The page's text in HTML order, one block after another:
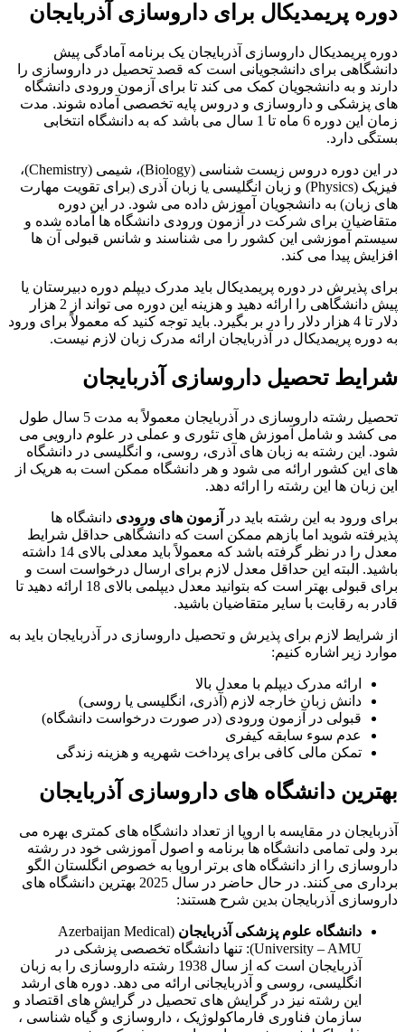
دوره پریمدیکال برای داروسازی آذربایجان
دوره پریمدیکال داروسازی آذربایجان یک برنامه آمادگی پیش‌
دانشگاهی برای دانشجویانی است که قصد تحصیل در داروسازی را
دارند و به دانشجویان کمک می‌ کند تا برای آزمون ورودی دانشگاه‌
های پزشکی و داروسازی و دروس پایه تخصصی آماده شوند. مدت
زمان این دوره 6 ماه تا 1 سال می باشد که به دانشگاه انتخابی
بستگی دارد.
در این دوره دروس زیست ‌شناسی (Biology)، شیمی (Chemistry)،
فیزیک (Physics) و زبان انگلیسی یا زبان آذری (برای تقویت مهارت‌
های زبان) به دانشجویان آموزش داده می شود. در این دوره
متقاضیان برای شرکت در آزمون ورودی دانشگاه ‌ها آماده شده و
سیستم آموزشی این کشور را می شناسند و شانس قبولی آن ها
افزایش پیدا می کند.
برای پذیرش در دوره پریمدیکال باید مدرک دیپلم دوره دبیرستان یا
پیش دانشگاهی را ارائه دهید و هزینه این دوره می تواند از 2 هزار
دلار تا 4 هزار دلار را در بر بگیرد. باید توجه کنید که معمولاً برای ورود
به دوره پریمدیکال در آذربایجان ارائه مدرک زبان لازم نیست.
شرایط تحصیل داروسازی آذربایجان
تحصیل رشته داروسازی در آذربایجان معمولاً به مدت 5 سال طول
می‌ کشد و شامل آموزش ‌های تئوری و عملی در علوم دارویی می‌
شود. این رشته به زبان های آذری، روسی، و انگلیسی در دانشگاه
های این کشور ارائه می شود و هر دانشگاه ممکن است به هریک از
این زبان ها این رشته را ارائه دهد.
برای ورود به این رشته باید در آزمون های ورودی دانشگاه ها
پذیرفته شوید اما بازهم ممکن است که دانشگاهی حداقل شرایط
معدل را در نظر گرفته باشد که معمولاً باید معدلی بالای 14 داشته
باشید. البته این حداقل معدل لازم برای ارسال درخواست است و
برای قبولی بهتر است که بتوانید معدل دیپلمی بالای 18 ارائه دهید تا
قادر به رقابت با سایر متقاضیان باشید.
از شرایط لازم برای پذیرش و تحصیل داروسازی در آذربایجان باید به
موارد زیر اشاره کنیم:
ارائه مدرک دیپلم با معدل بالا
دانش زبان خارجه لازم (آذری، انگلیسی یا روسی)
قبولی در آزمون ورودی (در صورت درخواست دانشگاه)
عدم سوء سابقه کیفری
تمکن مالی کافی برای پرداخت شهریه و هزینه زندگی
بهترین دانشگاه های داروسازی آذربایجان
آذربایجان در مقایسه با اروپا از تعداد دانشگاه های کمتری بهره می
برد ولی تمامی دانشگاه ها برنامه و اصول آموزشی خود در رشته
داروسازی را از دانشگاه های برتر اروپا به خصوص انگلستان الگو
برداری می کنند. در حال حاضر در سال 2025 بهترین دانشگاه های
داروسازی آذربایجان بدین شرح هستند:
دانشگاه علوم پزشکی آذربایجان
(Azerbaijan Medical
University – AMU): تنها دانشگاه تخصصی پزشکی در
آذربایجان است که از سال 1938 رشته داروسازی را به زبان
انگلیسی، روسی و آذربایجانی ارائه می دهد. دوره های ارشد
این رشته نیز در گرایش های تحصیل در گرایش های اقتصاد و
سازمان فناوری فارماکولوژیک ، داروسازی و گیاه شناسی ،